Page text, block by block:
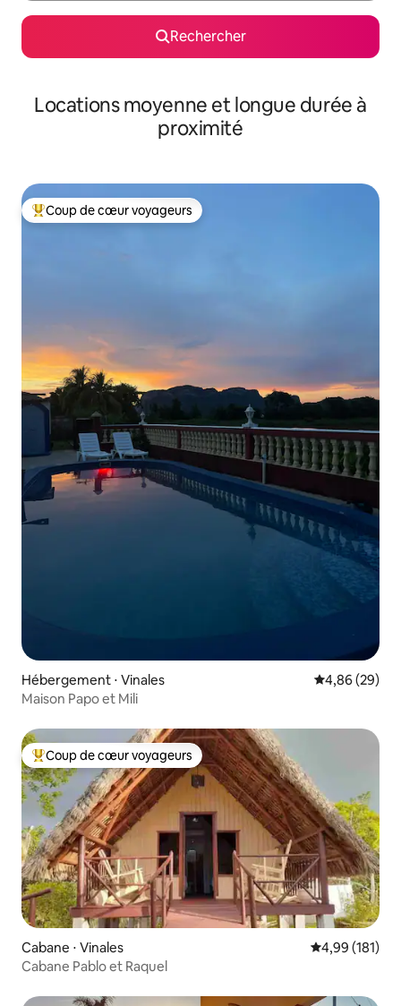
Rechercher
Locations moyenne et longue durée à
proximité
Coups de cœur voyageurs les plus appréciés
Coup de cœur voyageurs
Hébergement ⋅ Vinales Évaluation
4,86 (29)
Maison Papo et Mili
Coups de cœur voyageurs les plus appréciés
Coup de cœur voyageurs
Cabane ⋅ Vinales Évaluation
4,99 (181)
Cabane Pablo et Raquel